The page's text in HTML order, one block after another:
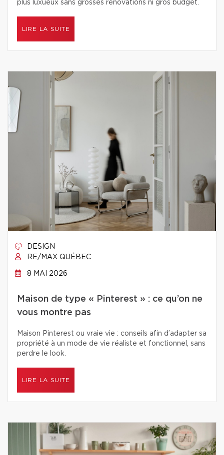
plus luxueux sans grosses rénovations ni gros budget.
LIRE LA SUITE
DESIGN
RE/MAX QUÉBEC
8 MAI 2026
Maison de type « Pinterest » : ce qu’on ne
vous montre pas
Maison Pinterest ou vraie vie : conseils afin d’adapter sa
propriété à un mode de vie réaliste et fonctionnel, sans
perdre le look.
LIRE LA SUITE